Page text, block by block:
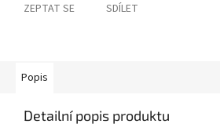
ZEPTAT SE SDÍLET
Popis
Detailní popis produktu